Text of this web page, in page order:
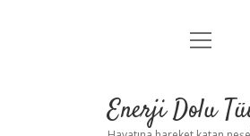
Anasayfa
Yasal Uyarı
menüyü
Enerji Dolu